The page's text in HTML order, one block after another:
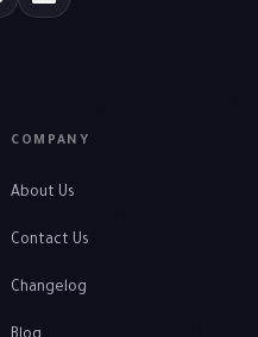
COMPANY
About Us
Contact Us
Changelog